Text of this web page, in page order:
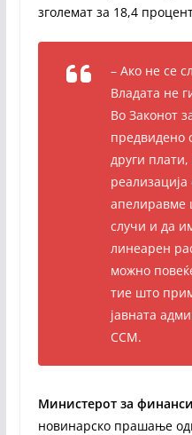
зголемат за 18,4
– Ако не се
Владата не
Во Законот
предвидено
други
апелиравме
случи и да
линеарен
можно
тие што
јавната
ССМ.
Министерот за
новинарско прашање